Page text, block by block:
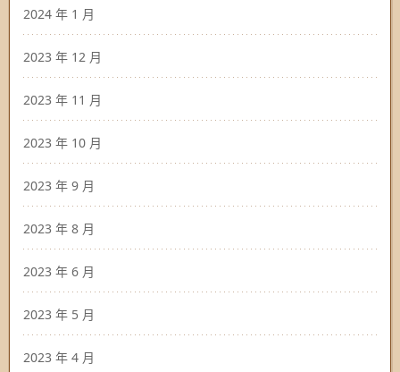
2024 年 1 月
2023 年 12 月
2023 年 11 月
2023 年 10 月
2023 年 9 月
2023 年 8 月
2023 年 6 月
2023 年 5 月
2023 年 4 月